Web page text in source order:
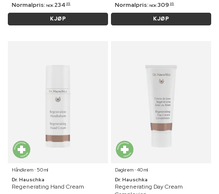
Normalpris: NOK 234 95
KJØP
Normalpris: NOK 309 95
KJØP
Håndkrem ⋅ 50 ml
Dr. Hauschka
Regenerating Hand Cream
Dagkrem ⋅ 40 ml
Dr. Hauschka
Regenerating Day Cream